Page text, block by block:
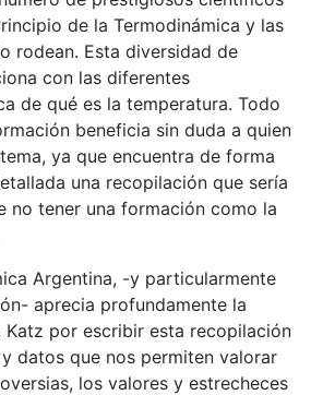
de la Termodinámica y las
rodean. Esta diversidad de
con las diferentes
de qué es la temperatura. Todo
beneficia sin duda a quien
ya que encuentra de forma
una recopilación que sería
no tener una formación como la
Argentina, -y particularmente
aprecia profundamente la
Katz por escribir esta recopilación
datos que nos permiten valorar
los valores y estrecheces